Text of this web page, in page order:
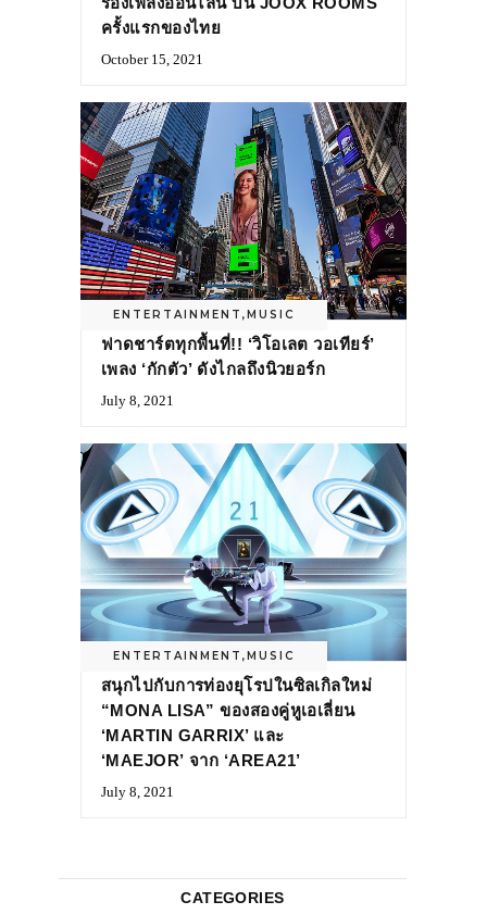
ครั้งแรกของไทย
October 15, 2021
ENTERTAINMENT ,MUSIC
ฟาดชาร์ตทุกพื้นที่!! ‘วิโอเลต วอเทียร์’
เพลง ‘กักตัว’ ดังไกลถึงนิวยอร์ก
July 8, 2021
ENTERTAINMENT ,MUSIC
สนุกไปกับการท่องยุโรปในซิลเกิลใหม่
“MONA LISA” ของสองคู่หูเอเลี่ยน
‘MARTIN GARRIX’ และ
‘MAEJOR’ จาก ‘AREA21’
July 8, 2021
CATEGORIES